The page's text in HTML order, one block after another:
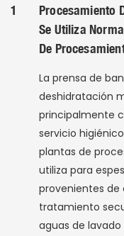
1
Procesamiento
Se Utiliza
De
La prensa de
deshidratación
principalmente
servicio
plantas de
utiliza para
provenientes de
tratamiento
aguas de